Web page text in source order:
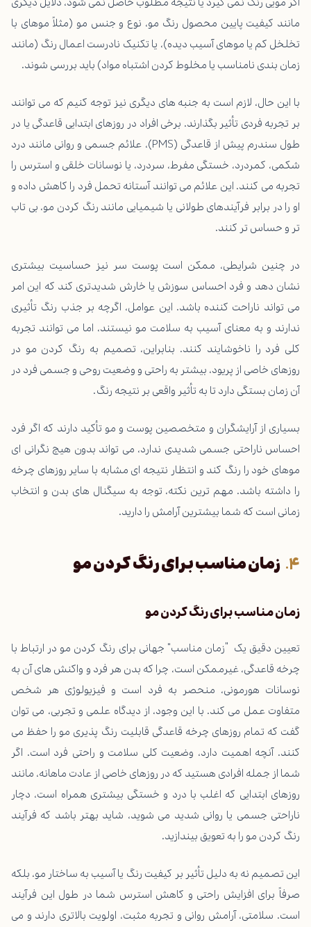
مانند کیفیت پایین محصول رنگ مو، نوع و جنس مو (مثلاً موهای با
تخلخل کم یا موهای آسیب دیده)، یا تکنیک نادرست اعمال رنگ (مانند
زمان بندی نامناسب یا مخلوط کردن اشتباه مواد) باید بررسی شوند.
با این حال، لازم است به جنبه های دیگری نیز توجه کنیم که می توانند
بر تجربه فردی تأثیر بگذارند. برخی افراد در روزهای ابتدایی قاعدگی یا در
طول سندرم پیش از قاعدگی (PMS)، علائم جسمی و روانی مانند درد
شکمی، کمردرد، خستگی مفرط، سردرد، یا نوسانات خلقی و استرس را
تجربه می کنند. این علائم می توانند آستانه تحمل فرد را کاهش داده و
او را در برابر فرآیندهای طولانی یا شیمیایی مانند رنگ کردن مو، بی تاب
تر و حساس تر کنند.
در چنین شرایطی، ممکن است پوست سر نیز حساسیت بیشتری
نشان دهد و فرد احساس سوزش یا خارش شدیدتری کند که این امر
می تواند ناراحت کننده باشد. این عوامل، اگرچه بر جذب رنگ تأثیری
ندارند و به معنای آسیب به سلامت مو نیستند، اما می توانند تجربه
کلی فرد را ناخوشایند کنند. بنابراین، تصمیم به رنگ کردن مو در
روزهای خاصی از پریود، بیشتر به راحتی و وضعیت روحی و جسمی فرد در
آن زمان بستگی دارد تا به تأثیر واقعی بر نتیجه رنگ.
بسیاری از آرایشگران و متخصصین پوست و مو تأکید دارند که اگر فرد
احساس ناراحتی جسمی شدیدی ندارد، می تواند بدون هیچ نگرانی ای
موهای خود را رنگ کند و انتظار نتیجه ای مشابه با سایر روزهای چرخه
را داشته باشد. مهم ترین نکته، توجه به سیگنال های بدن و انتخاب
زمانی است که شما بیشترین آرامش را دارید.
زمان مناسب برای رنگ کردن مو
زمان مناسب برای رنگ کردن مو
تعیین دقیق یک “زمان مناسب” جهانی برای رنگ کردن مو در ارتباط با
چرخه قاعدگی، غیرممکن است، چرا که بدن هر فرد و واکنش های آن به
نوسانات هورمونی، منحصر به فرد است و فیزیولوژی هر شخص
متفاوت عمل می کند. با این وجود، از دیدگاه علمی و تجربی، می توان
گفت که تمام روزهای چرخه قاعدگی قابلیت رنگ پذیری مو را حفظ می
کنند. آنچه اهمیت دارد، وضعیت کلی سلامت و راحتی فرد است. اگر
شما از جمله افرادی هستید که در روزهای خاصی از عادت ماهانه، مانند
روزهای ابتدایی که اغلب با درد و خستگی بیشتری همراه است، دچار
ناراحتی جسمی یا روانی شدید می شوید، شاید بهتر باشد که فرآیند
رنگ کردن مو را به تعویق بیندازید.
این تصمیم نه به دلیل تأثیر بر کیفیت رنگ یا آسیب به ساختار مو، بلکه
صرفاً برای افزایش راحتی و کاهش استرس شما در طول این فرآیند
است. سلامتی، آرامش روانی و تجربه مثبت، اولویت بالاتری دارند و می